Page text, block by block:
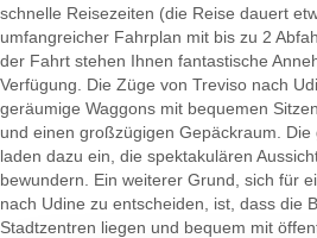
schnelle Reisezeiten (die Reise dauert
umfangreicher Fahrplan mit bis zu 2
der Fahrt stehen Ihnen fantastische
Verfügung. Die Züge von Treviso nach
geräumige Waggons mit bequemen
und einen großzügigen Gepäckraum.
laden dazu ein, die spektakulären
bewundern. Ein weiterer Grund, sich für
nach Udine zu entscheiden, ist, dass die
Stadtzentren liegen und bequem mit